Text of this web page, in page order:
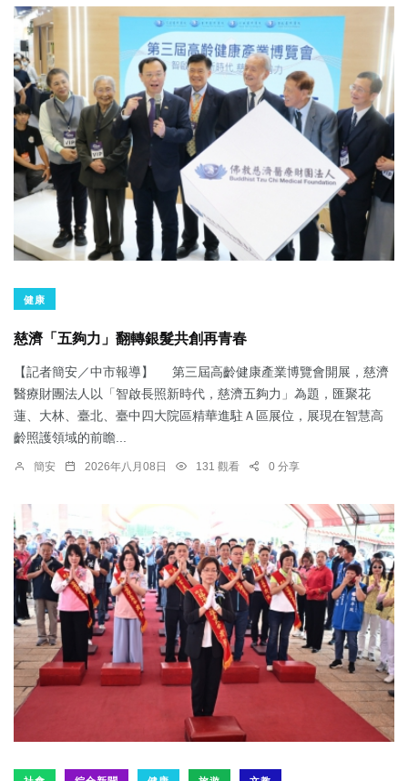
健康
慈濟「五夠力」翻轉銀髮共創再青春
【記者簡安／中市報導】 第三屆高齡健康產業博覽會開展，慈濟
醫療財團法人以「智啟長照新時代，慈濟五夠力」為題，匯聚花
蓮、大林、臺北、臺中四大院區精華進駐Ａ區展位，展現在智慧高
齡照護領域的前瞻...
簡安 2026年八月08日 131 觀看 0 分享